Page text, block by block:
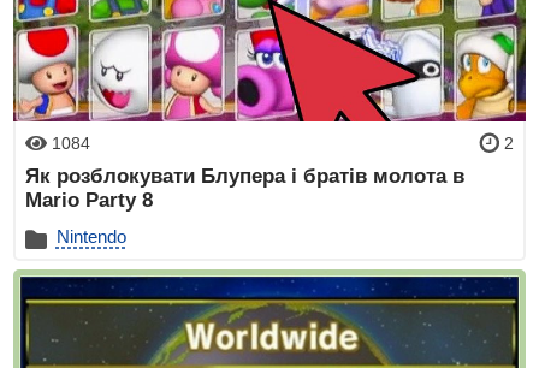
1084 2
Як розблокувати Блупера і братів молота в
Mario Party 8
Nintendo